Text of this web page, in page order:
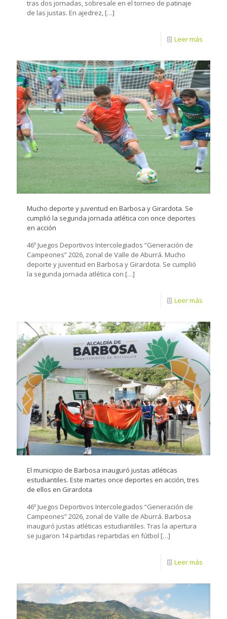
tras dos jornadas, sobresale en el torneo de patinaje
de las justas. En ajedrez, […]
Leer más
Mucho deporte y juventud en Barbosa y Girardota. Se
cumplió la segunda jornada atlética con once deportes
en acción
46º Juegos Deportivos Intercolegiados “Generación de
Campeones” 2026, zonal de Valle de Aburrá. Mucho
deporte y juventud en Barbosa y Girardota. Se cumplió
la segunda jornada atlética con […]
Leer más
El municipio de Barbosa inauguró justas atléticas
estudiantiles. Este martes once deportes en acción, tres
de ellos en Girardota
46º Juegos Deportivos Intercolegiados “Generación de
Campeones” 2026, zonal de Valle de Aburrá. Barbosa
inauguró justas atléticas estudiantiles. Tras la apertura
se jugaron 14 partidas repartidas en fútbol […]
Leer más